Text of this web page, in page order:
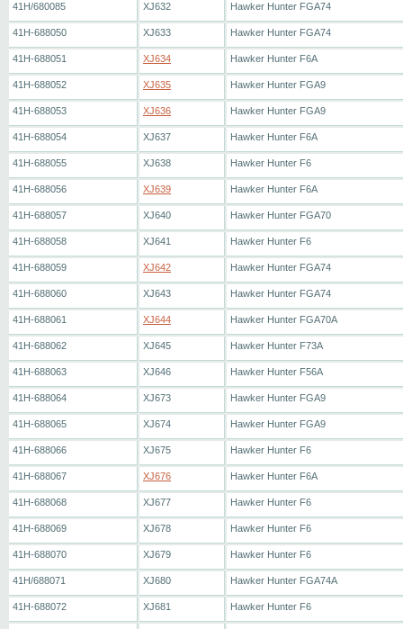
41H/680085 XJ632 Hawker Hunter FGA74
41H-688050 XJ633 Hawker Hunter FGA74
41H-688051 XJ634 Hawker Hunter F6A
41H-688052 XJ635 Hawker Hunter FGA9
41H-688053 XJ636 Hawker Hunter FGA9
41H-688054 XJ637 Hawker Hunter F6A
41H-688055 XJ638 Hawker Hunter F6
41H-688056 XJ639 Hawker Hunter F6A
41H-688057 XJ640 Hawker Hunter FGA70
41H-688058 XJ641 Hawker Hunter F6
41H-688059 XJ642 Hawker Hunter FGA74
41H-688060 XJ643 Hawker Hunter FGA74
41H-688061 XJ644 Hawker Hunter FGA70A
41H-688062 XJ645 Hawker Hunter F73A
41H-688063 XJ646 Hawker Hunter F56A
41H-688064 XJ673 Hawker Hunter FGA9
41H-688065 XJ674 Hawker Hunter FGA9
41H-688066 XJ675 Hawker Hunter F6
41H-688067 XJ676 Hawker Hunter F6A
41H-688068 XJ677 Hawker Hunter F6
41H-688069 XJ678 Hawker Hunter F6
41H-688070 XJ679 Hawker Hunter F6
41H/688071 XJ680 Hawker Hunter FGA74A
41H-688072 XJ681 Hawker Hunter F6